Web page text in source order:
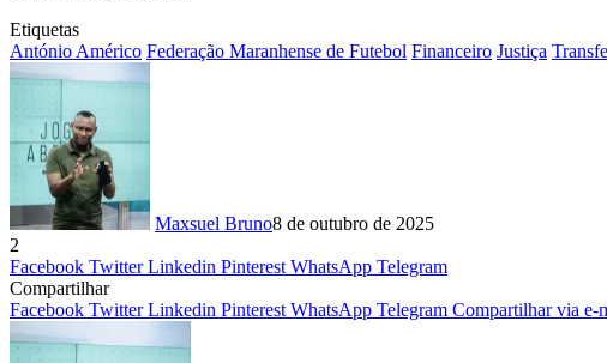
Etiquetas
António Américo Federação Maranhense de Futebol Financeiro Justiça
Maxsuel Bruno8 de outubro de 2025
2
Facebook Twitter Linkedin Pinterest WhatsApp Telegram
Compartilhar
Facebook Twitter Linkedin Pinterest WhatsApp Telegram Compartilhar via e-